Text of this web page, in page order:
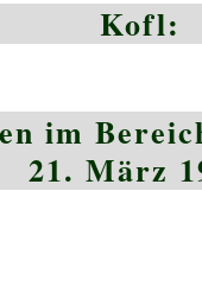
Kofl:
im
21. März